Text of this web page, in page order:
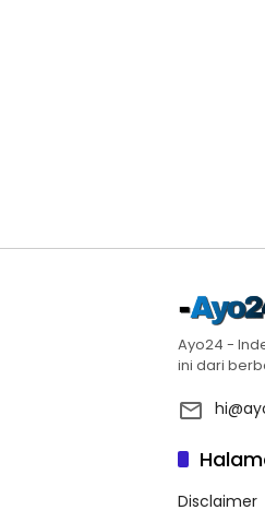
Ayo24 -
ini dari
Disclaimer